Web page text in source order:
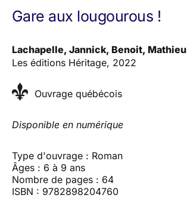
Gare aux lougourous !
Lachapelle, Jannick, Benoit, Mathieu
Les éditions Héritage, 2022
Ouvrage québécois
Disponible en numérique
Type d'ouvrage : Roman
Âges : 6 à 9 ans
Nombre de pages : 64
ISBN : 9782898204760